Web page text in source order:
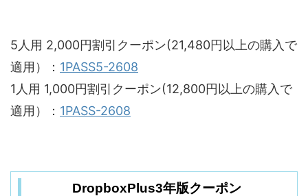
5人用 2,000円割引クーポン(21,480円以上の購入で
適用）： 1PASS5-2608
1人用 1,000円割引クーポン(12,800円以上の購入で
適用）： 1PASS-2608
DropboxPlus3年版クーポン